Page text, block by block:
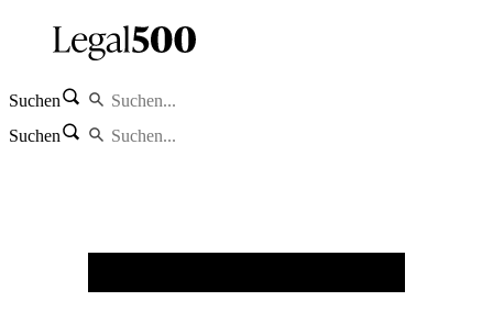
Suchen
Suchen